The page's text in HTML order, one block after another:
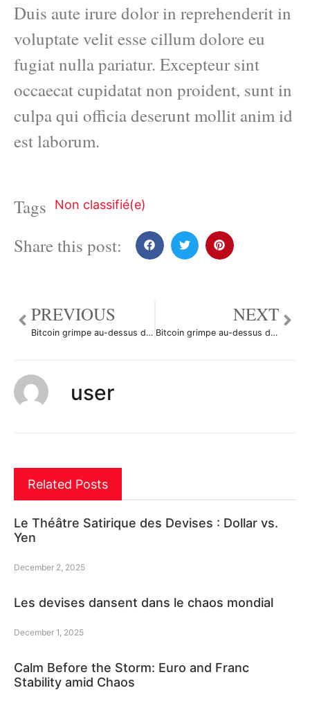
Duis aute irure dolor in reprehenderit in
voluptate velit esse cillum dolore eu
fugiat nulla pariatur. Excepteur sint
occaecat cupidatat non proident, sunt in
culpa qui officia deserunt mollit anim id
est laborum.
Tags Non classifié(e)
Share this post:
PREVIOUS
Bitcoin grimpe au-dessus du seuil de 5.507,0, en hausse de 5%
NEXT
Bitcoin grimpe au-dessus du seuil de 5.524,0, en hausse de 5%
user
Related Posts
Le Théâtre Satirique des Devises : Dollar vs.
Yen
December 2, 2025
Les devises dansent dans le chaos mondial
December 1, 2025
Calm Before the Storm: Euro and Franc
Stability amid Chaos